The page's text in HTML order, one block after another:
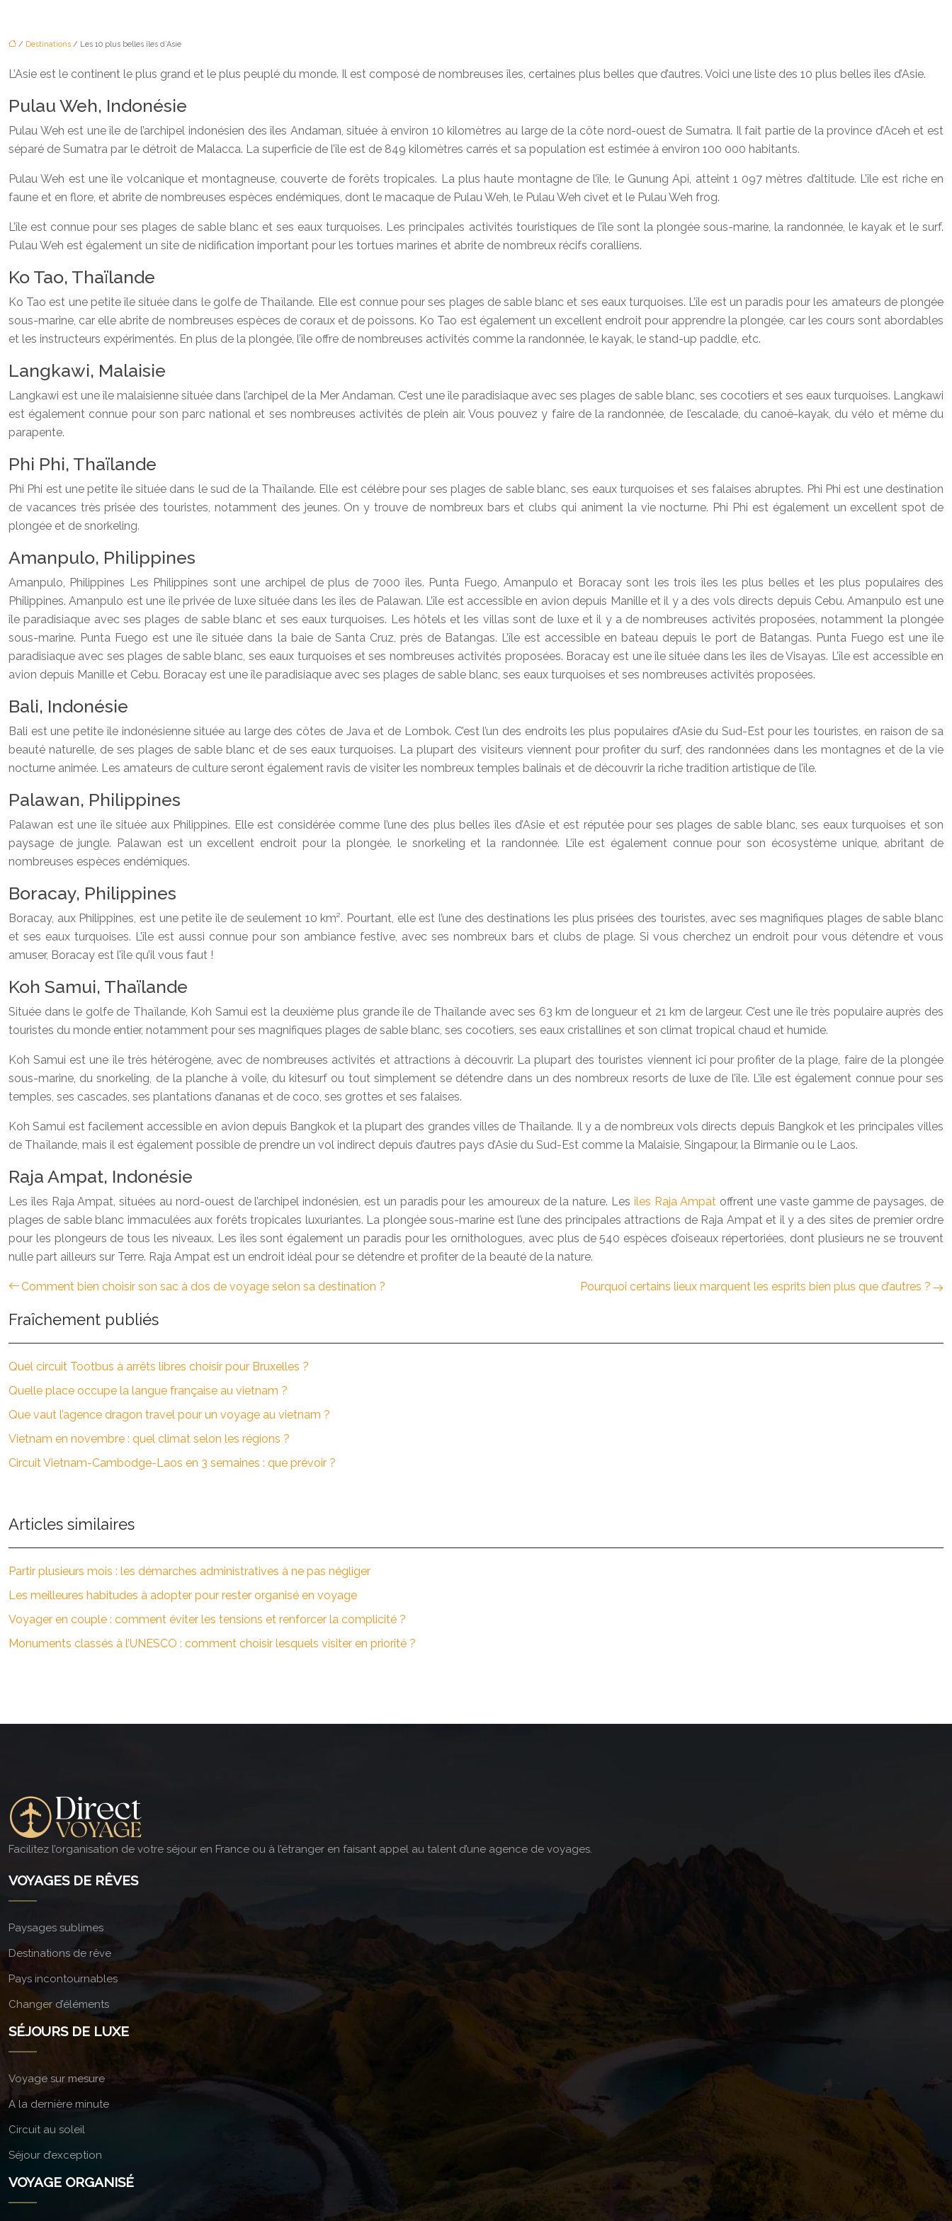
/ Destinations / Les 10 plus belles îles d’Asie
L’Asie est le continent le plus grand et le plus peuplé du monde. Il est composé de nombreuses îles, certaines plus belles que d’autres. Voici une liste des 10 plus belles îles d’Asie.
Pulau Weh, Indonésie
Pulau Weh est une île de l’archipel indonésien des îles Andaman, située à environ 10 kilomètres au large de la côte nord-ouest de Sumatra. Il fait partie de la province d’Aceh et est
séparé de Sumatra par le détroit de Malacca. La superficie de l’île est de 849 kilomètres carrés et sa population est estimée à environ 100 000 habitants.
Pulau Weh est une île volcanique et montagneuse, couverte de forêts tropicales. La plus haute montagne de l’île, le Gunung Api, atteint 1 097 mètres d’altitude. L’île est riche en
faune et en flore, et abrite de nombreuses espèces endémiques, dont le macaque de Pulau Weh, le Pulau Weh civet et le Pulau Weh frog.
L’île est connue pour ses plages de sable blanc et ses eaux turquoises. Les principales activités touristiques de l’île sont la plongée sous-marine, la randonnée, le kayak et le surf.
Pulau Weh est également un site de nidification important pour les tortues marines et abrite de nombreux récifs coralliens.
Ko Tao, Thaïlande
Ko Tao est une petite île située dans le golfe de Thaïlande. Elle est connue pour ses plages de sable blanc et ses eaux turquoises. L’île est un paradis pour les amateurs de plongée
sous-marine, car elle abrite de nombreuses espèces de coraux et de poissons. Ko Tao est également un excellent endroit pour apprendre la plongée, car les cours sont abordables
et les instructeurs expérimentés. En plus de la plongée, l’île offre de nombreuses activités comme la randonnée, le kayak, le stand-up paddle, etc.
Langkawi, Malaisie
Langkawi est une île malaisienne située dans l’archipel de la Mer Andaman. C’est une île paradisiaque avec ses plages de sable blanc, ses cocotiers et ses eaux turquoises. Langkawi
est également connue pour son parc national et ses nombreuses activités de plein air. Vous pouvez y faire de la randonnée, de l’escalade, du canoë-kayak, du vélo et même du
parapente.
Phi Phi, Thaïlande
Phi Phi est une petite île située dans le sud de la Thaïlande. Elle est célèbre pour ses plages de sable blanc, ses eaux turquoises et ses falaises abruptes. Phi Phi est une destination
de vacances très prisée des touristes, notamment des jeunes. On y trouve de nombreux bars et clubs qui animent la vie nocturne. Phi Phi est également un excellent spot de
plongée et de snorkeling.
Amanpulo, Philippines
Amanpulo, Philippines Les Philippines sont une archipel de plus de 7000 îles. Punta Fuego, Amanpulo et Boracay sont les trois îles les plus belles et les plus populaires des
Philippines. Amanpulo est une île privée de luxe située dans les îles de Palawan. L’île est accessible en avion depuis Manille et il y a des vols directs depuis Cebu. Amanpulo est une
île paradisiaque avec ses plages de sable blanc et ses eaux turquoises. Les hôtels et les villas sont de luxe et il y a de nombreuses activités proposées, notamment la plongée
sous-marine. Punta Fuego est une île située dans la baie de Santa Cruz, près de Batangas. L’île est accessible en bateau depuis le port de Batangas. Punta Fuego est une île
paradisiaque avec ses plages de sable blanc, ses eaux turquoises et ses nombreuses activités proposées. Boracay est une île située dans les îles de Visayas. L’île est accessible en
avion depuis Manille et Cebu. Boracay est une île paradisiaque avec ses plages de sable blanc, ses eaux turquoises et ses nombreuses activités proposées.
Bali, Indonésie
Bali est une petite île indonésienne située au large des côtes de Java et de Lombok. C’est l’un des endroits les plus populaires d’Asie du Sud-Est pour les touristes, en raison de sa
beauté naturelle, de ses plages de sable blanc et de ses eaux turquoises. La plupart des visiteurs viennent pour profiter du surf, des randonnées dans les montagnes et de la vie
nocturne animée. Les amateurs de culture seront également ravis de visiter les nombreux temples balinais et de découvrir la riche tradition artistique de l’île.
Palawan, Philippines
Palawan est une île située aux Philippines. Elle est considérée comme l’une des plus belles îles d’Asie et est réputée pour ses plages de sable blanc, ses eaux turquoises et son
paysage de jungle. Palawan est un excellent endroit pour la plongée, le snorkeling et la randonnée. L’île est également connue pour son écosystème unique, abritant de
nombreuses espèces endémiques.
Boracay, Philippines
Boracay, aux Philippines, est une petite île de seulement 10 km². Pourtant, elle est l’une des destinations les plus prisées des touristes, avec ses magnifiques plages de sable blanc
et ses eaux turquoises. L’île est aussi connue pour son ambiance festive, avec ses nombreux bars et clubs de plage. Si vous cherchez un endroit pour vous détendre et vous
amuser, Boracay est l’île qu’il vous faut !
Koh Samui, Thaïlande
Située dans le golfe de Thaïlande, Koh Samui est la deuxième plus grande île de Thaïlande avec ses 63 km de longueur et 21 km de largeur. C’est une île très populaire auprès des
touristes du monde entier, notamment pour ses magnifiques plages de sable blanc, ses cocotiers, ses eaux cristallines et son climat tropical chaud et humide.
Koh Samui est une île très hétérogène, avec de nombreuses activités et attractions à découvrir. La plupart des touristes viennent ici pour profiter de la plage, faire de la plongée
sous-marine, du snorkeling, de la planche à voile, du kitesurf ou tout simplement se détendre dans un des nombreux resorts de luxe de l’île. L’île est également connue pour ses
temples, ses cascades, ses plantations d’ananas et de coco, ses grottes et ses falaises.
Koh Samui est facilement accessible en avion depuis Bangkok et la plupart des grandes villes de Thaïlande. Il y a de nombreux vols directs depuis Bangkok et les principales villes
de Thaïlande, mais il est également possible de prendre un vol indirect depuis d’autres pays d’Asie du Sud-Est comme la Malaisie, Singapour, la Birmanie ou le Laos.
Raja Ampat, Indonésie
Les îles Raja Ampat, situées au nord-ouest de l’archipel indonésien, est un paradis pour les amoureux de la nature. Lesîles Raja Ampat offrent une vaste gamme de paysages, de
plages de sable blanc immaculées aux forêts tropicales luxuriantes. La plongée sous-marine est l’une des principales attractions de Raja Ampat et il y a des sites de premier ordre
pour les plongeurs de tous les niveaux. Les îles sont également un paradis pour les ornithologues, avec plus de 540 espèces d’oiseaux répertoriées, dont plusieurs ne se trouvent
nulle part ailleurs sur Terre. Raja Ampat est un endroit idéal pour se détendre et profiter de la beauté de la nature.
Comment bien choisir son sac à dos de voyage selon sa destination ? Pourquoi certains lieux marquent les esprits bien plus que d’autres ?
Fraîchement publiés
Quel circuit Tootbus à arrêts libres choisir pour Bruxelles ?
Quelle place occupe la langue française au vietnam ?
Que vaut l’agence dragon travel pour un voyage au vietnam ?
Vietnam en novembre : quel climat selon les régions ?
Circuit Vietnam-Cambodge-Laos en 3 semaines : que prévoir ?
Articles similaires
Partir plusieurs mois : les démarches administratives à ne pas négliger
Les meilleures habitudes à adopter pour rester organisé en voyage
Voyager en couple : comment éviter les tensions et renforcer la complicité ?
Monuments classés à l’UNESCO : comment choisir lesquels visiter en priorité ?
Facilitez l’organisation de votre séjour en France ou à l’étranger en faisant appel au talent d’une agence de voyages.
VOYAGES DE RÊVES
Paysages sublimes
Destinations de rêve
Pays incontournables
Changer d’éléments
SÉJOURS DE LUXE
Voyage sur mesure
A la dernière minute
Circuit au soleil
Séjour d’exception
VOYAGE ORGANISÉ